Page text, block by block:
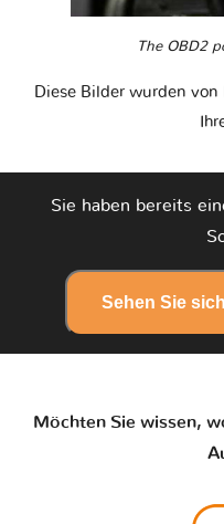
The OBD2
Diese Bilder wurden von
Sie haben bereits
Sehen Sie
Möchten Sie wissen,